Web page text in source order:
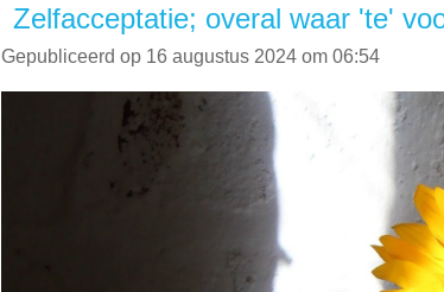
Zelfacceptatie; overal waar 'te'
Gepubliceerd op 16 augustus 2024 om 06:54